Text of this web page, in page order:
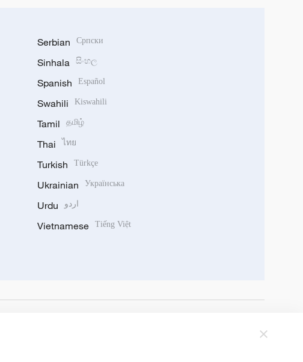
Serbian Српски
Sinhala සිංහල
Spanish Español
Swahili Kiswahili
Tamil தமிழ்
Thai ไทย
Turkish Türkçe
Ukrainian Українська
Urdu اردو
Vietnamese Tiếng Việt